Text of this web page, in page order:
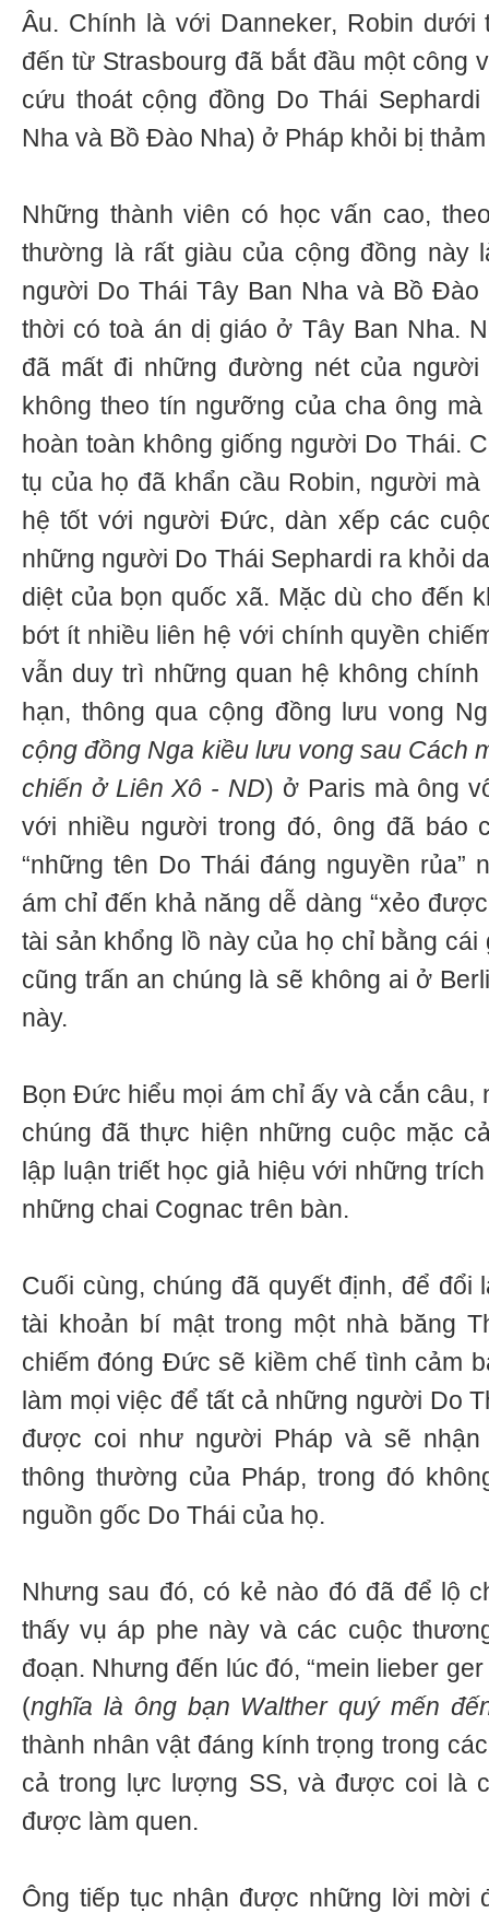
Âu. Chính là với Danneker, Robin dưới
đến từ Strasbourg đã bắt đầu một công
cứu thoát cộng đồng Do Thái
Nha và Bồ Đào Nha) ở Pháp khỏi bị
Những thành viên có học vấn cao,
thường là rất giàu của cộng đồng này
người Do Thái Tây Ban Nha và Bồ
thời có toà án dị giáo ở Tây Ban Nha.
đã mất đi những đường nét của người
không theo tín ngưỡng của cha ông
hoàn toàn không giống người Do Thái.
tụ của họ đã khẩn cầu Robin, người
hệ tốt với người Đức, dàn xếp các
những người Do Thái Sephardi ra khỏi
diệt của bọn quốc xã. Mặc dù cho đến
bớt ít nhiều liên hệ với chính quyền
vẫn duy trì những quan hệ không
hạn, thông qua cộng đồng lưu vong
cộng đồng Nga kiều lưu vong sau Cách
chiến ở Liên Xô - ND) ở Paris mà ông
với nhiều người trong đó, ông đã báo
“những tên Do Thái đáng nguyền rủa”
ám chỉ đến khả năng dễ dàng “xẻo
tài sản khổng lồ này của họ chỉ bằng
cũng trấn an chúng là sẽ không ai ở
này.
Bọn Đức hiểu mọi ám chỉ ấy và cắn
chúng đã thực hiện những cuộc mặc
lập luận triết học giả hiệu với những
những chai Cognac trên bàn.
Cuối cùng, chúng đã quyết định, để đổi
tài khoản bí mật trong một nhà băng
chiếm đóng Đức sẽ kiềm chế tình cảm
làm mọi việc để tất cả những người Do
được coi như người Pháp và sẽ
thông thường của Pháp, trong đó
nguồn gốc Do Thái của họ.
Nhưng sau đó, có kẻ nào đó đã để lộ
thấy vụ áp phe này và các cuộc
đoạn. Nhưng đến lúc đó, “mein lieber
(nghĩa là ông bạn Walther quý mến
thành nhân vật đáng kính trọng trong
cả trong lực lượng SS, và được coi là
được làm quen.
Ông tiếp tục nhận được những lời mời